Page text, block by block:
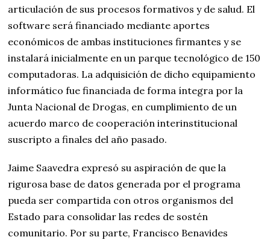
articulación de sus procesos formativos y de salud. El
software será financiado mediante aportes
económicos de ambas instituciones firmantes y se
instalará inicialmente en un parque tecnológico de 150
computadoras. La adquisición de dicho equipamiento
informático fue financiada de forma íntegra por la
Junta Nacional de Drogas, en cumplimiento de un
acuerdo marco de cooperación interinstitucional
suscripto a finales del año pasado.
Jaime Saavedra expresó su aspiración de que la
rigurosa base de datos generada por el programa
pueda ser compartida con otros organismos del
Estado para consolidar las redes de sostén
comunitario. Por su parte, Francisco Benavides